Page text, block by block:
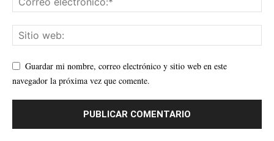
Guardar mi nombre, correo electrónico y sitio web en este
navegador la próxima vez que comente.